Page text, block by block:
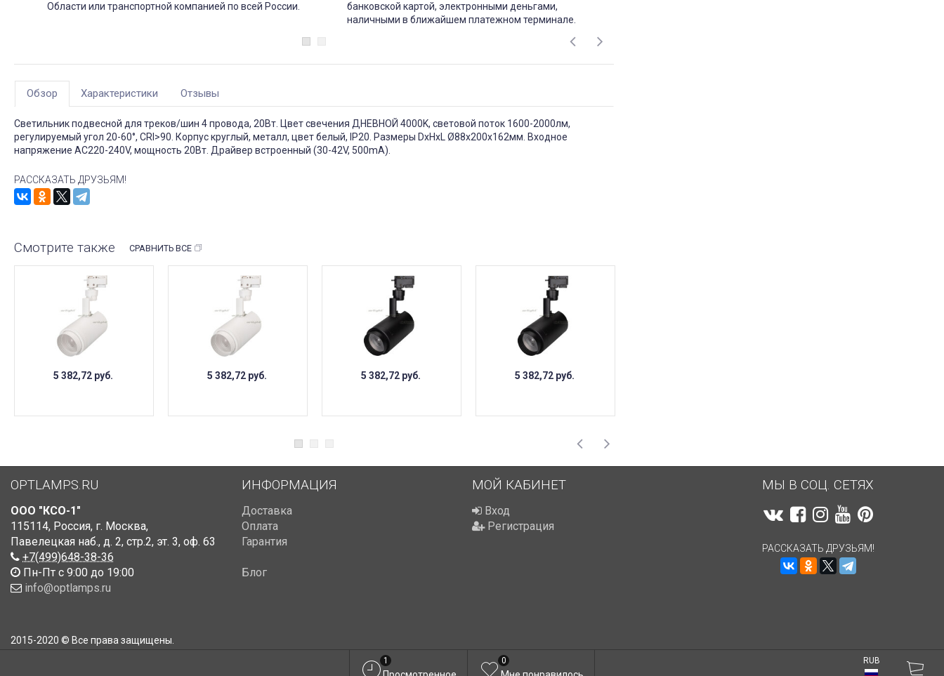
Области или транспортной компанией по всей России.
банковской картой, электронными деньгами,
наличными в ближайшем платежном терминале.
Обзор Характеристики Отзывы
Светильник подвесной для треков/шин 4 провода, 20Вт. Цвет свечения ДНЕВНОЙ 4000K, световой поток 1600-2000лм,
регулируемый угол 20-60°, CRI>90. Корпус круглый, металл, цвет белый, IP20. Размеры DxHxL Ø88x200x162мм. Входное
напряжение AC220-240V, мощность 20Вт. Драйвер встроенный (30-42V, 500mA).
РАССКАЗАТЬ ДРУЗЬЯМ!
Смотрите также СРАВНИТЬ ВСЕ
5 382,72 руб. 5 382,72 руб. 5 382,72 руб. 5 382,72 руб.
OPTLAMPS.RU
ООО "КСО-1"
115114, Россия, г. Москва,
Павелецкая наб., д. 2, стр.2, эт. 3, оф. 63
+7(499)648-38-36
Пн-Пт с 9:00 до 19:00
info@optlamps.ru
ИНФОРМАЦИЯ
Доставка
Оплата
Гарантия
Блог
МОЙ КАБИНЕТ
Вход
Регистрация
МЫ В СОЦ. СЕТЯХ
РАССКАЗАТЬ ДРУЗЬЯМ!
2015-2020 © Все права защищены.
1 0 RUB